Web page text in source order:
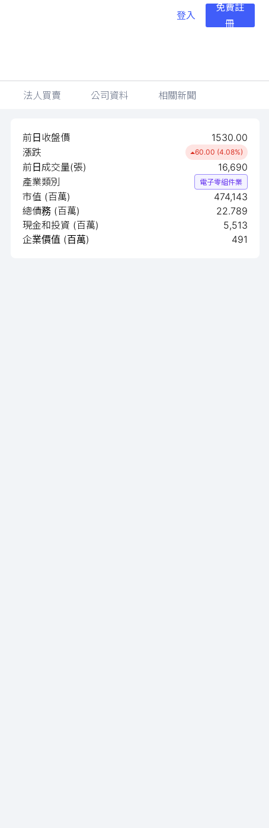
登入
免費註
冊
法人買賣 公司資料 相關新聞
前日收盤價
1530.00
漲跌
60.00 (4.08%)
前日成交量(張)
16,690
產業類別
電子零組件業
市值 (百萬)
474,143
總債務 (百萬)
22.789
現金和投資 (百萬)
5,513
企業價值 (百萬)
491